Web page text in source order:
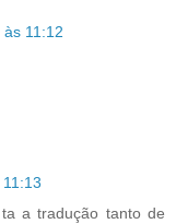
11:12
a tradução tanto de